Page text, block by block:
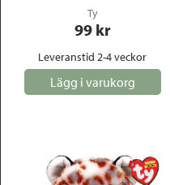
Ty
99 kr
Leveranstid 2-4 veckor
Lägg i varukorg